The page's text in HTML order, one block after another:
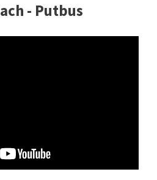
- Putbus